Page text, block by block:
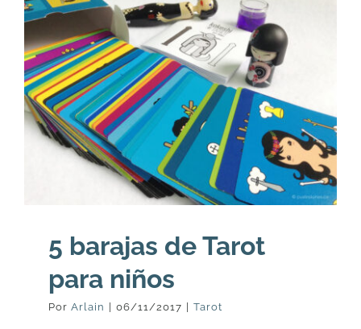
5 barajas de Tarot
para niños
Por Arlain | 06/11/2017 | Tarot